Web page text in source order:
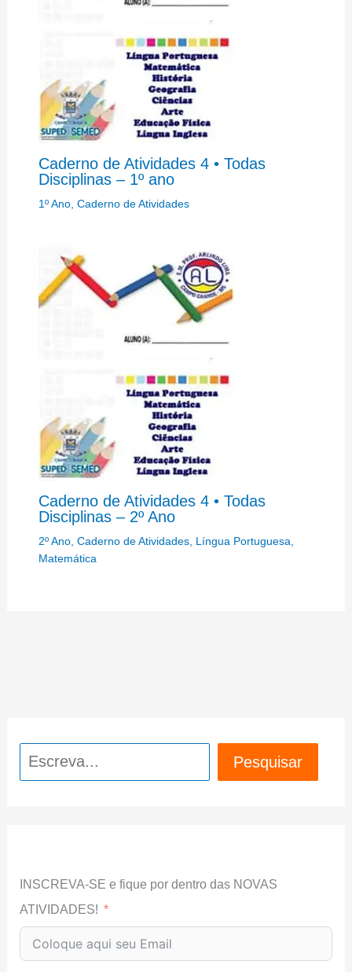
Caderno de Atividades 4 • Todas
Disciplinas – 1º ano
1º Ano, Caderno de Atividades
Caderno de Atividades 4 • Todas
Disciplinas – 2º Ano
2º Ano, Caderno de Atividades, Língua Portuguesa
Matemática
Pesquisar Pesquisar
INSCREVA-SE e fique por dentro das NOVAS
ATIVIDADES!